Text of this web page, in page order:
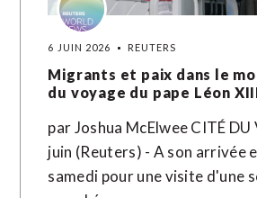
6 JUIN 2026 REUTERS
Migrants et paix dans le
du voyage du pape Léon
par Joshua McElwee CITÉ
juin (Reuters) - A son arrivée
samedi pour une visite d'une